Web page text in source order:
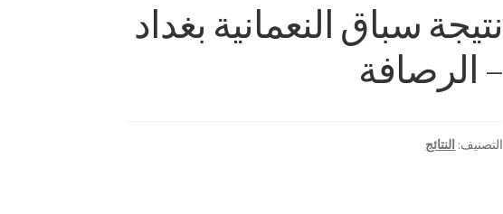
نتيجة سباق النعمانية بغداد
– الرصافة
التصنيف: النتائج